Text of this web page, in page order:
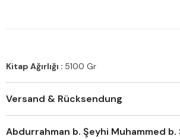
Kitap Ağırlığı : 5100 Gr
Versand & Rücksendung
Abdurrahman b. Şeyhi Muhammed b.